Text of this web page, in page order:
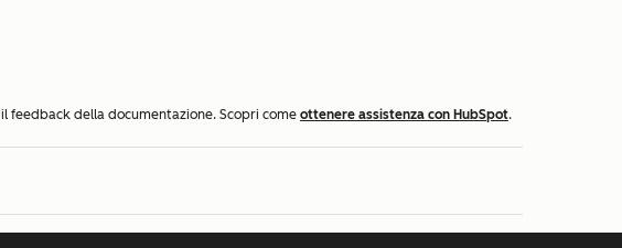
feedback della documentazione. Scopri come ottenere assistenza con HubSpot.